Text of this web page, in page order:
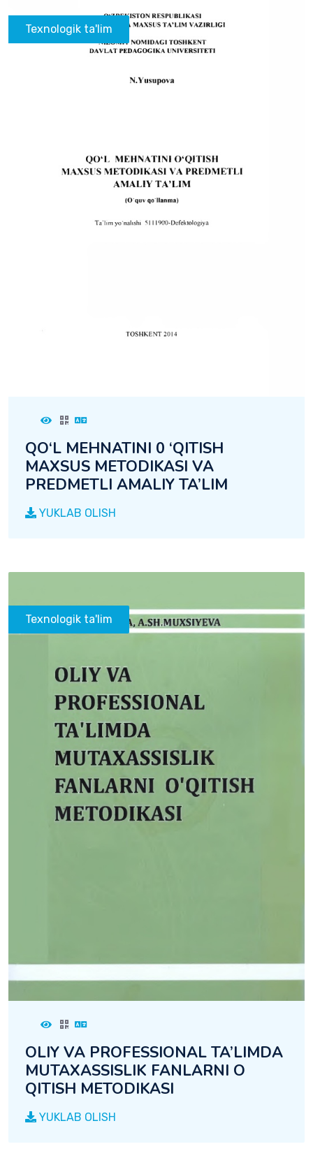
Texnologik ta'lim
QO‘L MEHNATINI 0 ‘QITISH
MAXSUS METODIKASI VA
PREDMETLI AMALIY TA’LIM
YUKLAB OLISH
Texnologik ta'lim
OLIY VA PROFESSIONAL TA’LIMDA
MUTAXASSISLIK FANLARNI O
QITISH METODIKASI
YUKLAB OLISH